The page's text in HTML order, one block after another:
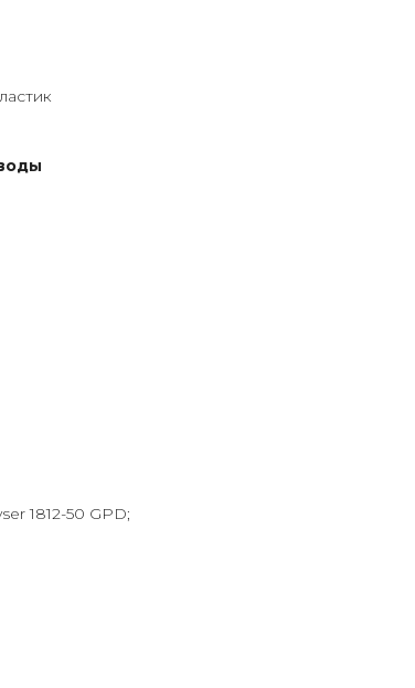
1812-50 GPD;